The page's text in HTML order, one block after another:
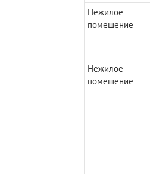
Нежилое
помещение
Нежилое
помещение